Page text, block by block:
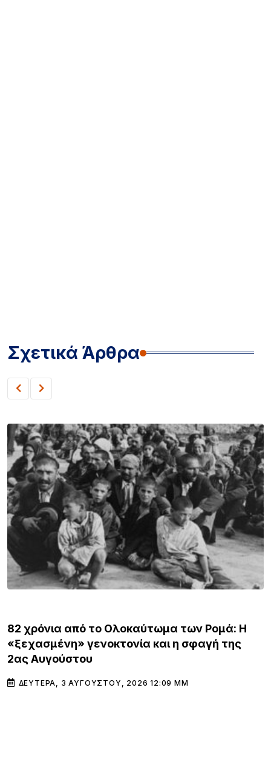
Σχετικά Άρθρα
82 χρόνια από το Ολοκαύτωμα των Ρομά: Η
«ξεχασμένη» γενοκτονία και η σφαγή της
2ας Αυγούστου
ΔΕΥΤΈΡΑ, 3 ΑΥΓΟΎΣΤΟΥ, 2026 12:09 ΜΜ